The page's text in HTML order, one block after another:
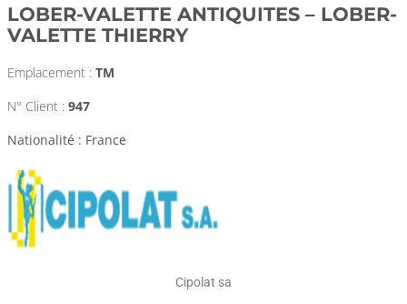
LOBER-VALETTE ANTIQUITES – LOBER-
VALETTE THIERRY
Emplacement : TM
N° Client : 947
Nationalité : France
Cipolat sa